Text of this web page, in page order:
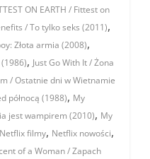
ON EARTH / Fittest on
/ To tylko seks (2011),
Złota armia (2008),
, Just Go With It / Żona
/ Ostatnie dni w Wietnamie
północą (1988), My
jest wampirem (2010), My
Netflix filmy, Netflix nowości,
of a Woman / Zapach